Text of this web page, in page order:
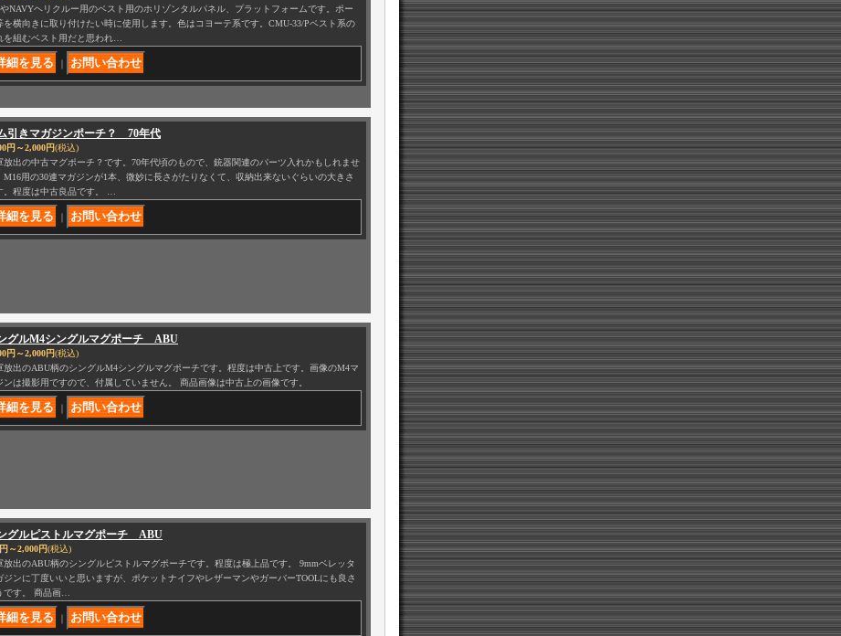
NAVYヘリクルー用のベスト用のホリゾンタルパネル、プラットフォームです。ポー
を横向きに取り付けたい時に使用します。色はコヨーテ系です。CMU-33/Pベスト系の
を組むベスト用だと思われ…
｜
引きマガジンポーチ？ 70年代
円～2,000円(税込)
放出の中古マグポーチ？です。70年代頃のもので、銃器関連のパーツ入れかもしれませ
M16用の30連マガジンが1本、微妙に長さがたりなくて、収納出来ないぐらいの大きさ
。程度は中古良品です。 …
｜
グルM4シングルマグポーチ ABU
円～2,000円(税込)
放出のABU柄のシングルM4シングルマグポーチです。程度は中古上です。画像のM4マ
ンは撮影用ですので、付属していません。 商品画像は中古上の画像です。
｜
グルピストルマグポーチ ABU
～2,000円(税込)
放出のABU柄のシングルピストルマグポーチです。程度は極上品です。 9mmベレッタ
ジンに丁度いいと思いますが、ポケットナイフやレザーマンやガーバーTOOLにも良さ
です。 商品画…
｜